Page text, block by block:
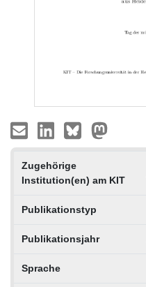
Zugehörige
Institution(en) am KIT
Publikationstyp
Publikationsjahr
Sprache